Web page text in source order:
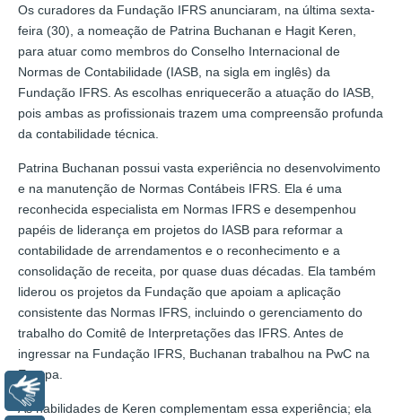
Os curadores da Fundação IFRS anunciaram, na última sexta-
feira (30), a nomeação de Patrina Buchanan e Hagit Keren,
para atuar como membros do Conselho Internacional de
Normas de Contabilidade (IASB, na sigla em inglês) da
Fundação IFRS. As escolhas enriquecerão a atuação do IASB,
pois ambas as profissionais trazem uma compreensão profunda
da contabilidade técnica.
Patrina Buchanan possui vasta experiência no desenvolvimento
e na manutenção de Normas Contábeis IFRS. Ela é uma
reconhecida especialista em Normas IFRS e desempenhou
papéis de liderança em projetos do IASB para reformar a
contabilidade de arrendamentos e o reconhecimento e a
consolidação de receita, por quase duas décadas. Ela também
liderou os projetos da Fundação que apoiam a aplicação
consistente das Normas IFRS, incluindo o gerenciamento do
trabalho do Comitê de Interpretações das IFRS. Antes de
ingressar na Fundação IFRS, Buchanan trabalhou na PwC na
Europa.
As habilidades de Keren complementam essa experiência; ela